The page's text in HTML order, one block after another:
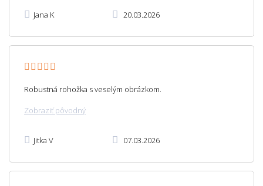
Jana K 20.03.2026
Robustná rohožka s veselým obrázkom.
Zobraziť pôvodný
Jitka V 07.03.2026